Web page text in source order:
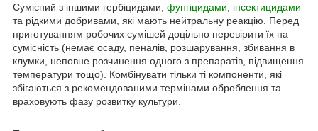
Сумісний з іншими гербіцидами, фунгіцидами
інсектицидами
та рідкими добривами, які мають нейтральну реакцію. Перед
приготуванням робочих сумішей доцільно перевірити їх на
сумісність (немає осаду, пеналів, розшарування, збивання в
клумки, неповне розчинення одного з препаратів, підвищення
температури тощо). Комбінувати тільки ті компоненти, які
збігаються з рекомендованими термінами оброблення та
враховують фазу розвитку культури.